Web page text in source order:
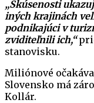
„Skúsenosti
iných krajinách
podnikajúci v
zviditeľnili ich,“
stanovisku.
Miliónové
Slovensko má
Kollár.